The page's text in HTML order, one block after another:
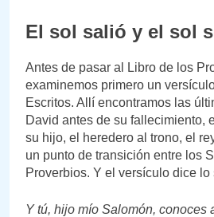
El sol salió y el sol
Antes de pasar al Libro de los
examinemos primero un
Escritos. Allí encontramos las
David antes de su fallecimiento,
su hijo, el heredero al trono, el
un punto de transición entre los
Proverbios. Y el versículo dice lo
Y tú, hijo mío Salomón, conoces